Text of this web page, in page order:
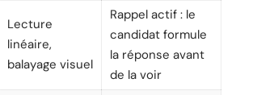
Lecture
linéaire,
balayage visuel
Rappel actif : le
candidat formule
la réponse avant
de la voir